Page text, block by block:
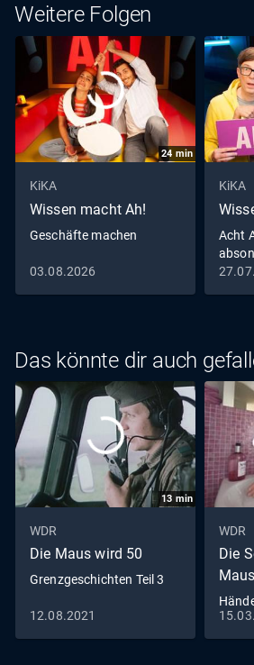
Weitere Folgen
24 min
KiKA
Wissen macht Ah!
Geschäfte machen
03.08.2026
KiKA
Acht
Das könnte dir auch
13 min
WDR
Die Maus wird 50
Grenzgeschichten Teil 3
12.08.2021
WDR
Die
Maus